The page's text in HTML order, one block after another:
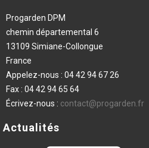
Progarden DPM
chemin départemental 6
13109 Simiane-Collongue
France
Appelez-nous : 04 42 94 67 26
Fax : 04 42 94 65 64
Écrivez-nous : contact@progarden.fr
Actualités